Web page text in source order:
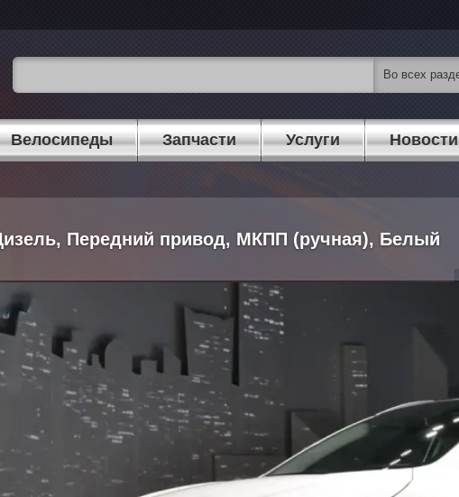
Велосипеды Запчасти Услуги Новости
Передний привод, МКПП (ручная), Белый